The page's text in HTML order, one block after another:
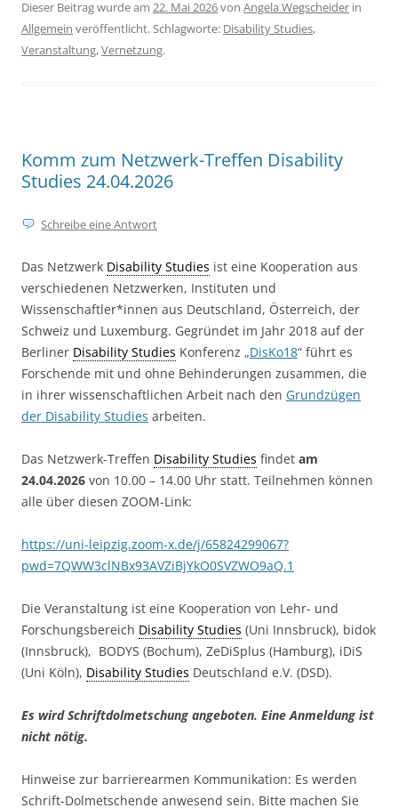
Dieser Beitrag wurde am 22. Mai 2026von Angela Wegscheider in
Allgemein veröffentlicht. Schlagworte: Disability Studies,
Veranstaltung,Vernetzung.
Komm zum Netzwerk-Treffen Disability
Studies 24.04.2026
Schreibe eine Antwort
Das Netzwerk Disability Studies ist eine Kooperation aus
verschiedenen Netzwerken, Instituten und
Wissenschaftler*innen aus Deutschland, Österreich, der
Schweiz und Luxemburg. Gegründet im Jahr 2018 auf der
Berliner Disability Studies Konferenz „DisKo18“ führt es
Forschende mit und ohne Behinderungen zusammen, die
in ihrer wissenschaftlichen Arbeit nach den Grundzügen
der Disability Studies arbeiten.
Das Netzwerk-Treffen Disability Studies findet am
24.04.2026 von 10.00 – 14.00 Uhr statt. Teilnehmen können
alle über diesen ZOOM-Link:
https://uni-leipzig.zoom-x.de/j/65824299067?
pwd=7QWW3clNBx93AVZiBjYkO0SVZWO9aQ.1
Die Veranstaltung ist eine Kooperation von Lehr- und
Forschungsbereich Disability Studies (Uni Innsbruck), bidok
(Innsbruck), BODYS (Bochum), ZeDiSplus (Hamburg), iDiS
(Uni Köln), Disability Studies Deutschland e.V. (DSD).
Es wird Schriftdolmetschung angeboten. Eine Anmeldung ist
nicht nötig.
Hinweise zur barrierearmen Kommunikation: Es werden
Schrift-Dolmetschende anwesend sein. Bitte machen Sie